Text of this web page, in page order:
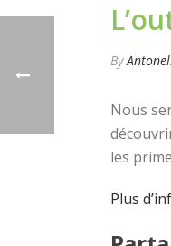
By
Nous
les
Plus